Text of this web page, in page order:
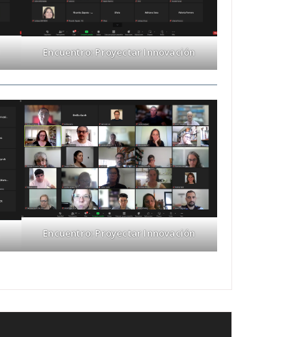
Encuentro: Proyectar Innovación
Encuentro: Proyectar Innovación